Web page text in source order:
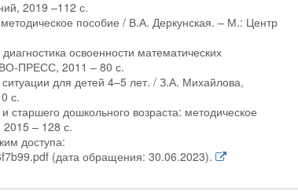
2019 –112 с.
пособие / В.А. Деркунская. – М.: Центр
освоенности математических
ПРЕСС, 2011 – 80 с.
для детей 4–5 лет. / З.А. Михайлова,
с.
старшего дошкольного возраста: методическое
– 128 с.
доступа:
(дата обращения: 30.06.2023).